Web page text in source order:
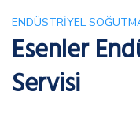
ENDÜSTRIYEL
Esenler
Servisi